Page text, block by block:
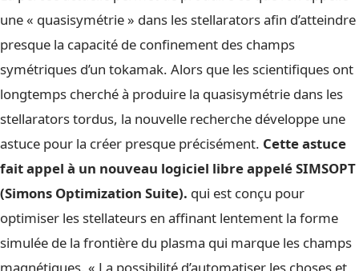
une « quasisymétrie » dans les stellarators afin d’atteindre
presque la capacité de confinement des champs
symétriques d’un tokamak. Alors que les scientifiques ont
longtemps cherché à produire la quasisymétrie dans les
stellarators tordus, la nouvelle recherche développe une
astuce pour la créer presque précisément. Cette astuce
fait appel à un nouveau logiciel libre appelé SIMSOPT
(Simons Optimization Suite). qui est conçu pour
optimiser les stellateurs en affinant lentement la forme
simulée de la frontière du plasma qui marque les champs